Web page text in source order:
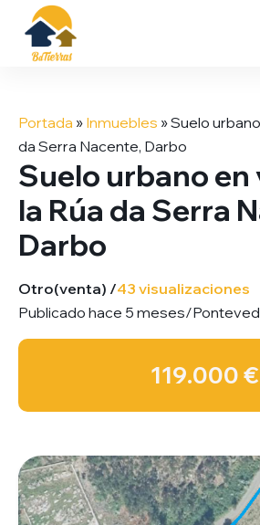
contenido
Portada » Inmuebles »Suelo
da Serra Nacente, Darbo
Suelo urbano en
la Rúa da Serra
Darbo
Otro(venta) /43 visualizaciones
Publicado hace 5 meses/
119.000 €